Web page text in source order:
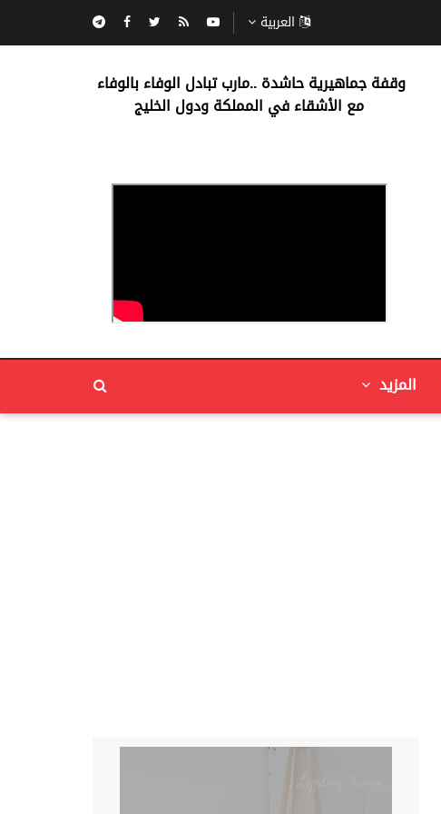
العربية
‏وقفة جماهيرية حاشدة ..مارب ‏تبادل الوفاء بالوفاء ‏
مع الأشقاء في المملكة ودول الخليج
المزيد